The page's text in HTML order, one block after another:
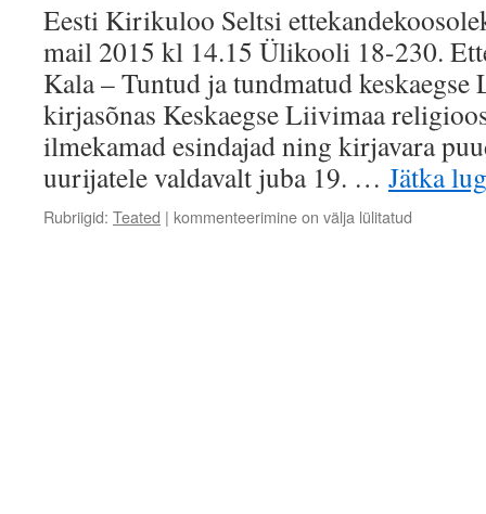
Eesti Kirikuloo Seltsi
mail 2015 kl 14.15 Ülikooli 18-230.
Kala – Tuntud ja tundmatud
kirjasõnas Keskaegse Liivimaa
ilmekamad esindajad ning kirjavara
uurijatele valdavalt juba 19. … Jätka
Rubriigid: Teated | kommenteerimine on välja lülitatud